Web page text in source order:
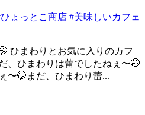
ょっとこ商店 #美味しいカフェ
ひまわりとお気に入りのカフ
、ひまわりは蕾でしたねぇ〜🤭
〜🤭まだ、ひまわり蕾...